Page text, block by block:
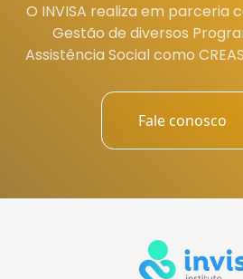
O INVISA realiza em parceria
Gestão de diversos
Assistência Social como
Fale conosco